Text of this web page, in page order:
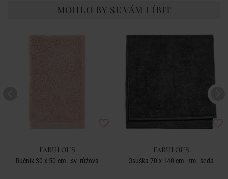
MOHLO BY SE VÁM LÍBIT
FABULOUS
Ručník 30 x 50 cm - sv. růžová
FABULOUS
Osuška 70 x 140 cm - tm. šedá